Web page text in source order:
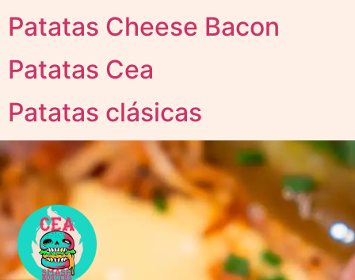
Patatas Cheese Bacon
Patatas Cea
Patatas clásicas